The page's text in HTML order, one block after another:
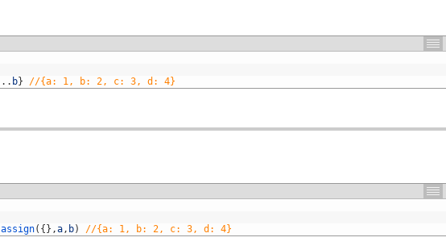
. . b} //{a: 1, b: 2, c: 3, d: 4}
assign( { } ,a, b) //{a: 1, b: 2, c: 3, d: 4}